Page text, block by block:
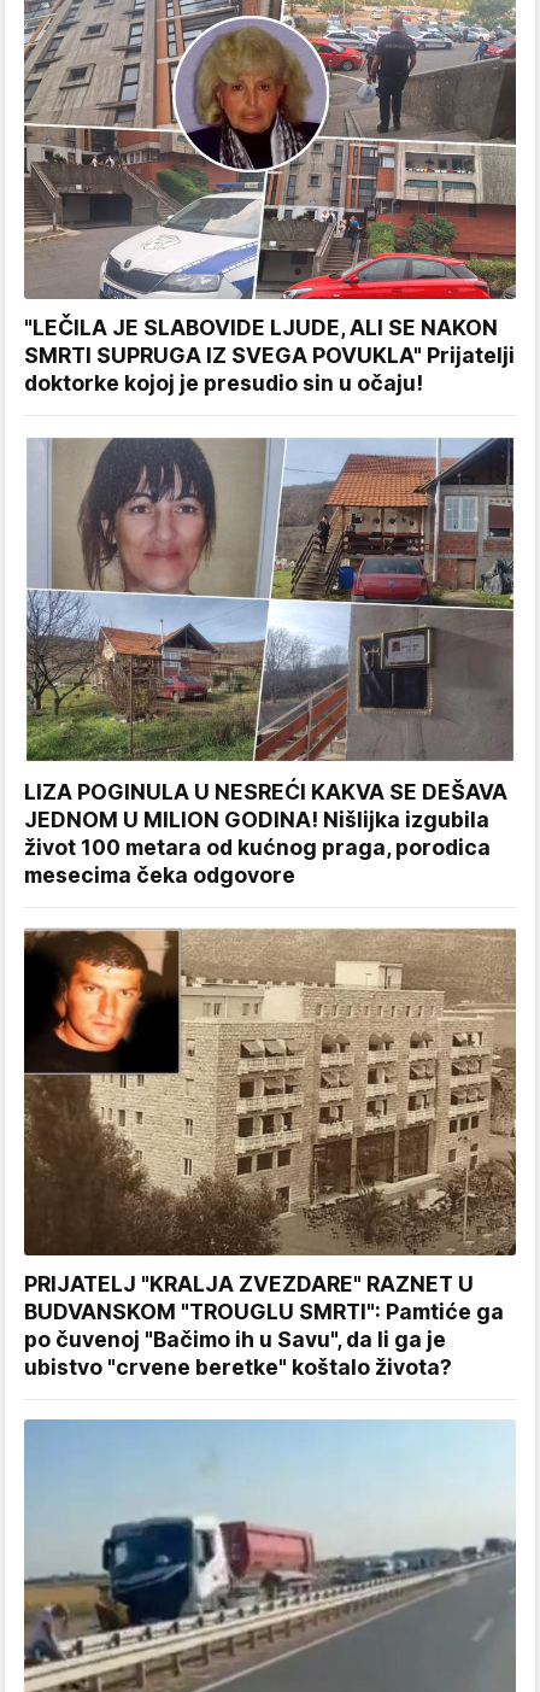
"LEČILA JE SLABOVIDE LJUDE, ALI SE NAKON
SMRTI SUPRUGA IZ SVEGA POVUKLA" Prijatelji
doktorke kojoj je presudio sin u očaju!
LIZA POGINULA U NESREĆI KAKVA SE DEŠAVA
JEDNOM U MILION GODINA! Nišlijka izgubila
život 100 metara od kućnog praga, porodica
mesecima čeka odgovore
PRIJATELJ "KRALJA ZVEZDARE" RAZNET U
BUDVANSKOM "TROUGLU SMRTI": Pamtiće ga
po čuvenoj "Bačimo ih u Savu", da li ga je
ubistvo "crvene beretke" koštalo života?